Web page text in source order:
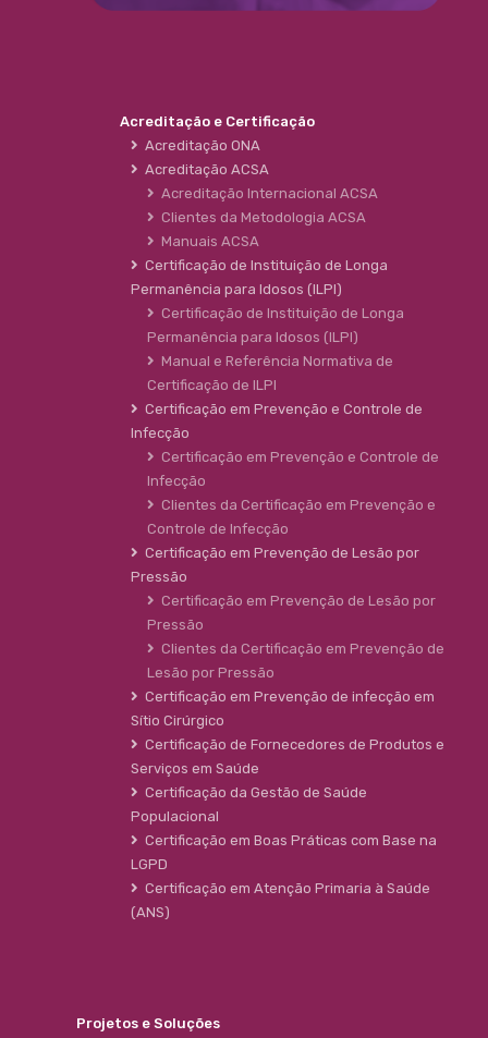
Acreditação e Certificação
Acreditação ONA
Acreditação ACSA
Acreditação Internacional ACSA
Clientes da Metodologia ACSA
Manuais ACSA
Certificação de Instituição de Longa
Permanência para Idosos (ILPI)
Certificação de Instituição de Longa
Permanência para Idosos (ILPI)
Manual e Referência Normativa de
Certificação de ILPI
Certificação em Prevenção e Controle de
Infecção
Certificação em Prevenção e Controle de
Infecção
Clientes da Certificação em Prevenção e
Controle de Infecção
Certificação em Prevenção de Lesão por
Pressão
Certificação em Prevenção de Lesão por
Pressão
Clientes da Certificação em Prevenção de
Lesão por Pressão
Certificação em Prevenção de infecção em
Sítio Cirúrgico
Certificação de Fornecedores de Produtos e
Serviços em Saúde
Certificação da Gestão de Saúde
Populacional
Certificação em Boas Práticas com Base na
LGPD
Certificação em Atenção Primaria à Saúde
(ANS)
Projetos e Soluções